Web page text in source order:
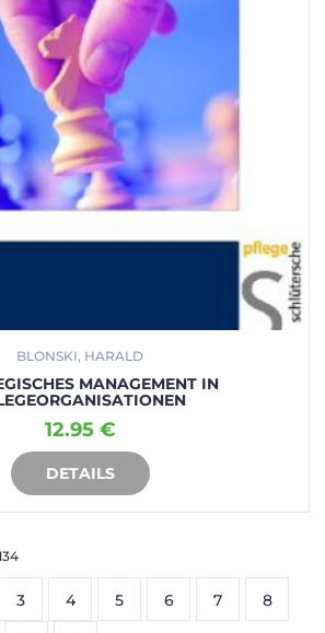
BLONSKI, HARALD
MANAGEMENT IN
12.95 €
DETAILS
IN DEN WARENKORB
3 4 5 6 7 8